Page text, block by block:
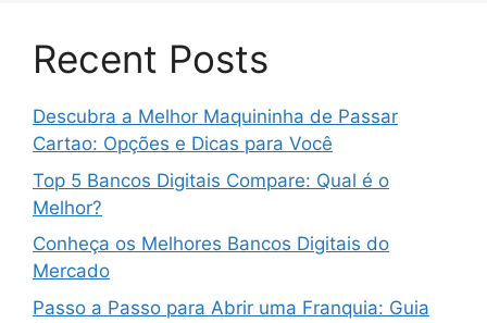
Recent Posts
Descubra a Melhor Maquininha de Passar
Cartao: Opções e Dicas para Você
Top 5 Bancos Digitais Compare: Qual é o
Melhor?
Conheça os Melhores Bancos Digitais do
Mercado
Passo a Passo para Abrir uma Franquia: Guia